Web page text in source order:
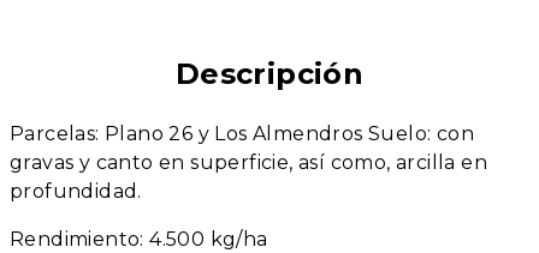
Descripción
Parcelas: Plano 26 y Los Almendros Suelo: con
gravas y canto en superficie, así como, arcilla en
profundidad.
Rendimiento: 4.500 kg/ha